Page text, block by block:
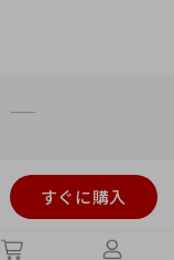
すぐに購入